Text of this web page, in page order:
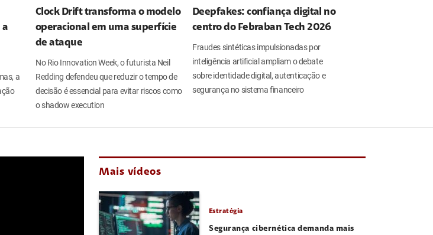
a
a
Clock Drift transforma o modelo
operacional em uma superfície
de ataque
No Rio Innovation Week, o futurista Neil
Redding defendeu que reduzir o tempo de
decisão é essencial para evitar riscos como
o shadow execution
Deepfakes: confiança digital no
centro do Febraban Tech 2026
Fraudes sintéticas impulsionadas por
inteligência artificial ampliam o debate
sobre identidade digital, autenticação e
segurança no sistema financeiro
Mais vídeos
Estratégia
Segurança cibernética demanda mais